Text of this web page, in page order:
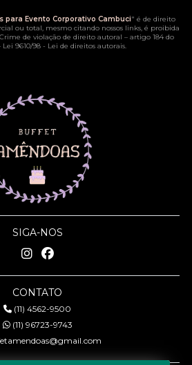
para Evento Corporativo Cambuci" é de direito
ou total, mesmo citando nossos links, é proibida
de violação de direito autoral – artigo 184 do
Lei 9610/98 - Lei de direitos autorais.
SIGA-NOS
CONTATO
(11) 4562-9500
(11) 96723-9743